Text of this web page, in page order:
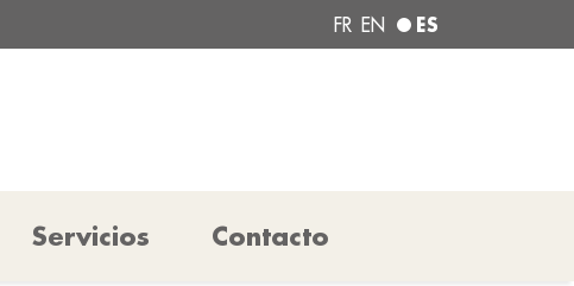
FR EN ES
Servicios Contacto